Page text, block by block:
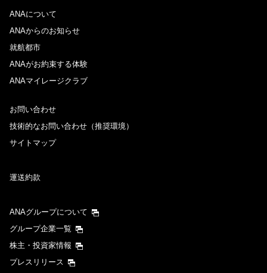
ANAについて
ANAからのお知らせ
就航都市
ANAがお約束する体験
ANAマイレージクラブ
お問い合わせ
技術的なお問い合わせ（推奨環境）
サイトマップ
運送約款
ANAグループについて
グループ企業一覧
株主・投資家情報
プレスリリース